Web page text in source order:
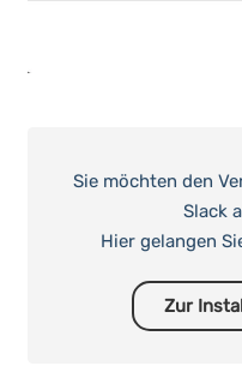
Sie möchten den
Slack
Hier gelangen
Zur